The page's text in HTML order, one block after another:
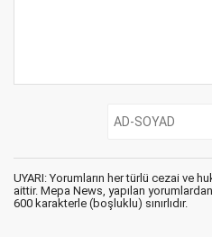
UYARI: Yorumların her türlü cezai ve
aittir. Mepa News, yapılan
600 karakterle (boşluklu) sınırlıdır.